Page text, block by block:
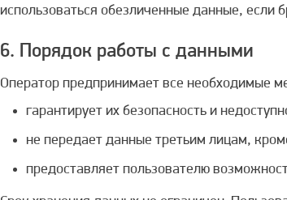
использоваться обезличенные данные, если
6. Порядок работы с данными
Оператор предпринимает все необходимые
гарантирует их безопасность и
не передает данные третьим лицам,
предоставляет пользователю